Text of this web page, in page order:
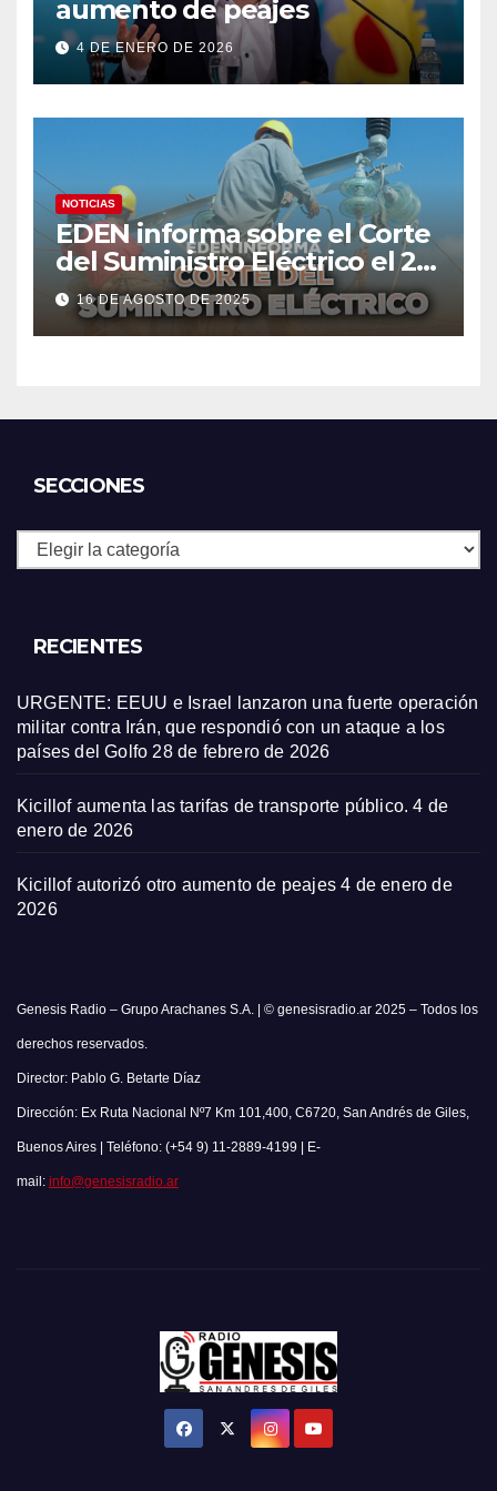
aumento de peajes
4 DE ENERO DE 2026
NOTICIAS
EDEN informa sobre el Corte
del Suministro Eléctrico el 20
de agosto
16 DE AGOSTO DE 2025
SECCIONES
Secciones
RECIENTES
URGENTE: EEUU e Israel lanzaron una fuerte operación
militar contra Irán, que respondió con un ataque a los
países del Golfo 28 de febrero de 2026
Kicillof aumenta las tarifas de transporte público. 4 de
enero de 2026
Kicillof autorizó otro aumento de peajes 4 de enero de
2026
Genesis Radio – Grupo Arachanes S.A. | © genesisradio.ar 2025 – Todos los
derechos reservados.
Director: Pablo G. Betarte Díaz
Dirección: Ex Ruta Nacional Nº7 Km 101,400, C6720, San Andrés de Giles,
Buenos Aires | Teléfono: (+54 9) 11-2889-4199 | E-
mail: info@genesisradio.ar